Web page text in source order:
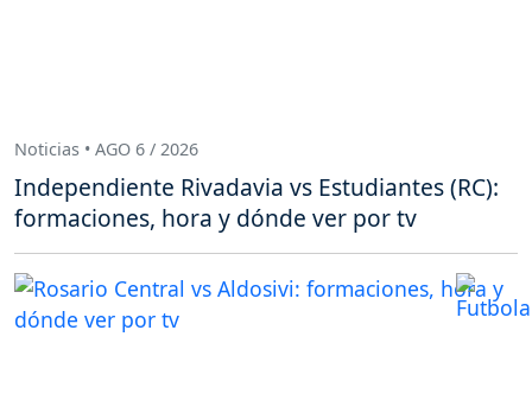
Noticias • AGO 6 / 2026
Independiente Rivadavia vs Estudiantes (RC):
formaciones, hora y dónde ver por tv